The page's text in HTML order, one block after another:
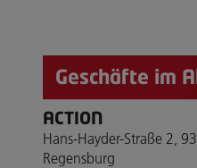
Geschäfte im
ACTION
Hans-Hayder-Straße 2,
Regensburg